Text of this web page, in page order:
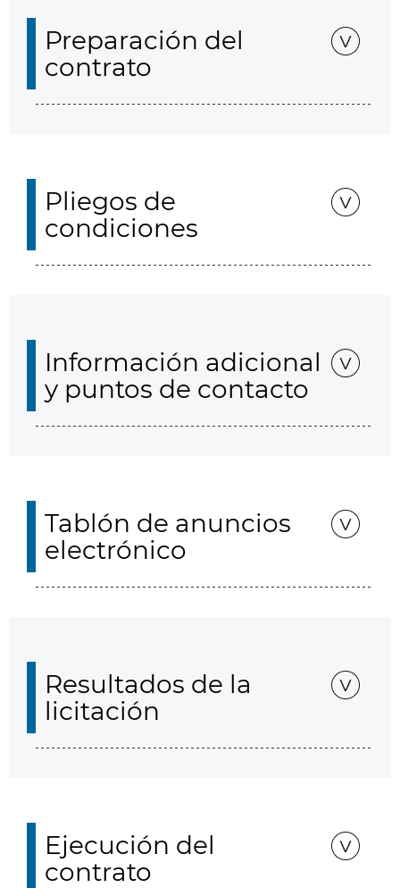
Preparación del
contrato
Pliegos de
condiciones
Información adicional
y puntos de contacto
Tablón de anuncios
electrónico
Resultados de la
licitación
Ejecución del
contrato